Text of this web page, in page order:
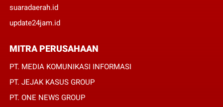
suaradaerah.id
update24jam.id
MITRA PERUSAHAAN
PT. MEDIA KOMUNIKASI INFORMASI
PT. JEJAK KASUS GROUP
PT. ONE NEWS GROUP